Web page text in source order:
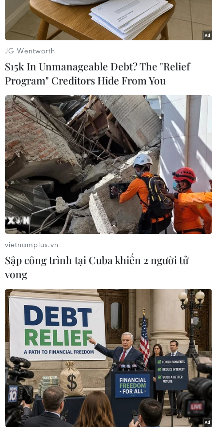
khẩu.
Rác thải nhựa trôi dạt vào bờ biển ở Ouzai, phía nam Beirut,
Liban. (Ảnh: AFP/TTXVN)
Liên hợp quốc ngày 10/5 cho biết gần như tất cả
các nước trên thế giới đã nhất trí một khuôn
khổ pháp lý mang tính ràng buộc nhằm ngăn
chặn rác thải nhựa, vốn đã trở thành mối đe dọa
lớn đối với môi trường biển.
Theo Công ước Basel sửa đổi, được 180 chính
phủ thông qua, các loại nhựa thải không phù
hợp để tái chế sẽ được bổ sung vào danh sách
rác thải cần quản lý và cần phải có sự đồng ý
của các nước nhập khẩu trước khi xuất sang các
nước này.
Trong một thông cáo báo chí, Ban thư ký Công
ước cho biết sửa đổi trên sẽ "khiến cho hoạt
động buôn bán rác thải nhựa trên toàn cầu trở
nên minh bạch hơn và được quản lý tốt hơn,
trong khi đảm bảo rằng việc xử lý chúng sẽ an
toàn với sức khỏe con người và môi trường."
JG Wentworth
$15k In Unmanageable Debt? The "Relief
Program" Creditors Hide From You
vietnamplus.vn
Sập công trình tại Cuba khiến 2 người tử
vong